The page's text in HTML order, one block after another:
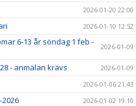
2026-01-20 22:00
2026-01-10 12:52
6-13 år söndag 1 feb -
2026-01-09
- anmälan krävs 2026-01-09
2026-01-06 21:43
2026-01-02 19:10